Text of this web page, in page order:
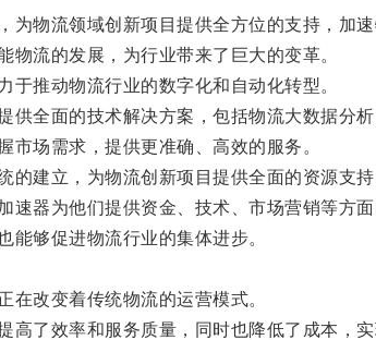
物流领域创新项目提供全方位的支持，加速
流的发展，为行业带来了巨大的变革。
推动物流行业的数字化和自动化转型。
全面的技术解决方案，包括物流大数据分析
场需求，提供更准确、高效的服务。
建立，为物流创新项目提供全面的资源支持
器为他们提供资金、技术、市场营销等方面
够促进物流行业的集体进步。
改变着传统物流的运营模式。
了效率和服务质量，同时也降低了成本，实